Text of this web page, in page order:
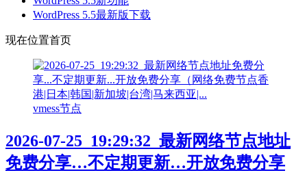
WordPress 5.5最新版下载
现在位置首页
vmess节点
2026-07-25_19:29:32_最新网络节点地址
免费分享…不定期更新…开放免费分享